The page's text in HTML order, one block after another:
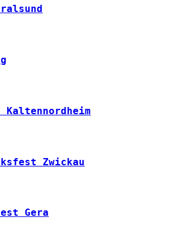
Zwickau
Gera